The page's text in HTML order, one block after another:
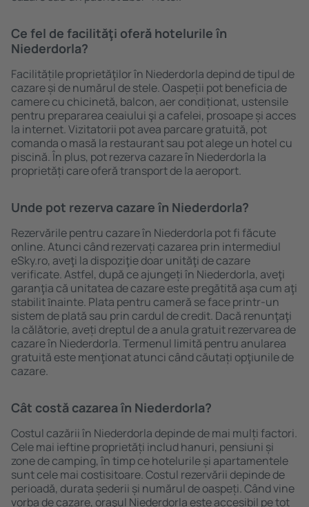
Ce fel de facilităţi oferă hotelurile în
Niederdorla?
Facilitățile proprietăţilor în Niederdorla depind de tipul de
cazare și de numărul de stele. Oaspeții pot beneficia de
camere cu chicinetă, balcon, aer condiționat, ustensile
pentru prepararea ceaiului şi a cafelei, prosoape și acces
la internet. Vizitatorii pot avea parcare gratuită, pot
comanda o masă la restaurant sau pot alege un hotel cu
piscină. În plus, pot rezerva cazare în Niederdorla la
proprietăți care oferă transport de la aeroport.
Unde pot rezerva cazare în Niederdorla?
Rezervările pentru cazare în Niederdorla pot fi făcute
online. Atunci când rezervați cazarea prin intermediul
eSky.ro, aveţi la dispoziţie doar unităţi de cazare
verificate. Astfel, după ce ajungeți în Niederdorla, aveţi
garanţia că unitatea de cazare este pregătită aşa cum aţi
stabilit ȋnainte. Plata pentru cameră se face printr-un
sistem de plată sau prin cardul de credit. Dacă renunţaţi
la călătorie, aveți dreptul de a anula gratuit rezervarea de
cazare în Niederdorla. Termenul limită pentru anularea
gratuită este menţionat atunci când căutați opţiunile de
cazare.
Cât costă cazarea în Niederdorla?
Costul cazării în Niederdorla depinde de mai mulți factori.
Cele mai ieftine proprietăți includ hanuri, pensiuni și
zone de camping, în timp ce hotelurile și apartamentele
sunt cele mai costisitoare. Costul rezervării depinde de
perioadă, durata șederii și numărul de oaspeți. Când vine
vorba de cazare, oraşul Niederdorla este accesibil pe tot